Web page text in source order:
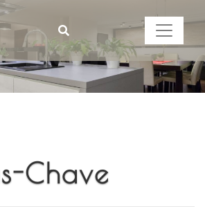
Chave